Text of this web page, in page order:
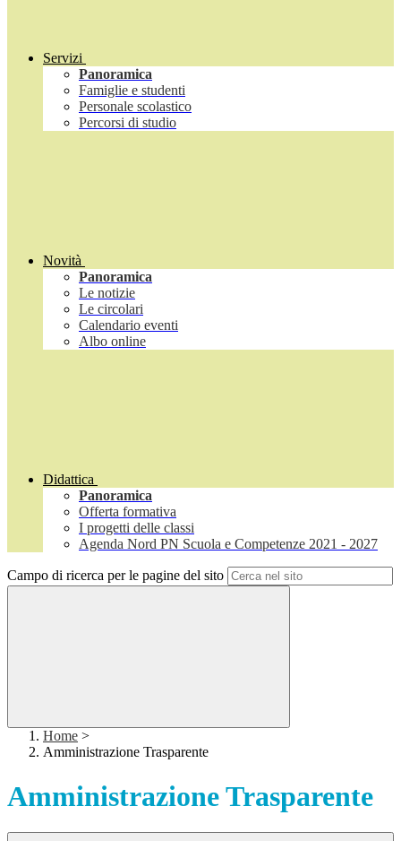
Servizi
Panoramica
Famiglie e studenti
Personale scolastico
Percorsi di studio
Novità
Panoramica
Le notizie
Le circolari
Calendario eventi
Albo online
Didattica
Panoramica
Offerta formativa
I progetti delle classi
Agenda Nord PN Scuola e Competenze 2021 - 2027
Campo di ricerca per le pagine del sito
Home >
Amministrazione Trasparente
Amministrazione Trasparente